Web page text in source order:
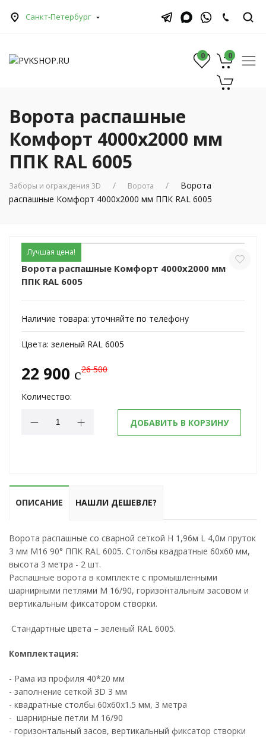
Санкт-Петербург
0 0
0
Ворота распашные
Комфорт 4000х2000 мм
ППК RAL 6005
Заборы и ограждения 3D Ворота
Ворота
распашные Комфорт 4000х2000 мм ППК RAL 6005
Лучшая цена!
Ворота распашные Комфорт 4000х2000 мм
ППК RAL 6005
Наличие товара: уточняйте по телефону
Цвета: зеленый RAL 6005
22 900 c26 500
Количество:
ДОБАВИТЬ В КОРЗИНУ
ОПИСАНИЕ НАШЛИ ДЕШЕВЛЕ?
Ворота распашные со сварной сеткой Н 1,96м L 4,0м пруток
3 мм М16 90° ППК RAL 6005. Столбы квадратные 60х60 мм,
высота 3 метра - 2 шт.
Распашные ворота в комплекте с промышленными
шарнирными петлями М 16/90, горизонтальным засовом и
вертикальным фиксатором створки.
Стандартные цвета – зеленый RAL 6005.
Комплектация:
- Рама из профиля 40*20 мм
- заполнение сеткой 3D 3 мм
- квадратные столбы 60х60х1.5 мм, 3 метра
- шарнирные петли М 16/90
- горизонтальный засов, вертикальный фиксатор створки